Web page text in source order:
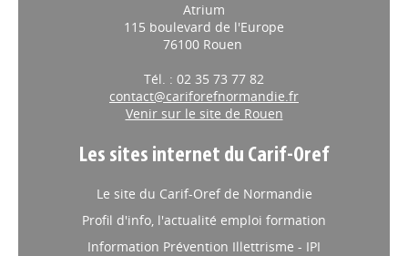
Atrium
115 boulevard de l'Europe
76100 Rouen
Tél. : 02 35 73 77 82
contact@cariforefnormandie.fr
Venir sur le site de Rouen
Les sites internet du Carif-Oref
Le site du Carif-Oref de Normandie
Profil d'info, l'actualité emploi formation
Information Prévention Illettrisme - IPI